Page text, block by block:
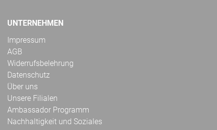
UNTERNEHMEN
Impressum
AGB
Widerrufsbelehrung
Datenschutz
Über uns
Unsere Filialen
Ambassador Programm
Nachhaltigkeit und Soziales